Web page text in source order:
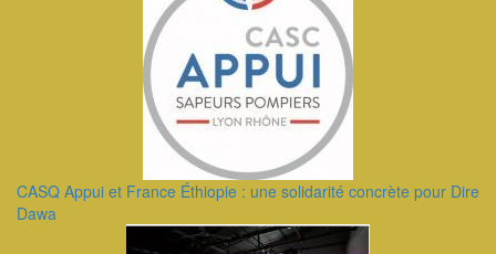
CASQ Appui et France Éthiopie : une solidarité concrète pour Dire
Dawa